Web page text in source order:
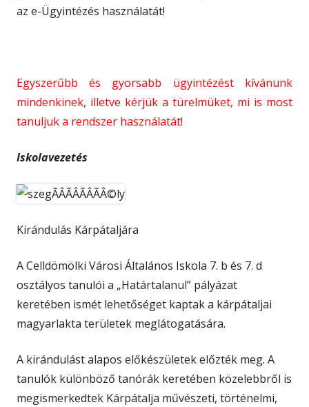
az e-Ügyintézés használatát!
Egyszerűbb és gyorsabb ügyintézést kívánunk
mindenkinek, illetve kérjük a türelmüket, mi is most
tanuljuk a rendszer használatát!
Iskolavezetés
Kirándulás Kárpátaljára
A Celldömölki Városi Általános Iskola 7. b és 7. d
osztályos tanulói a „Határtalanul” pályázat
keretében ismét lehetőséget kaptak a kárpátaljai
magyarlakta területek meglátogatására.
A kirándulást alapos előkészületek előzték meg. A
tanulók különböző tanórák keretében közelebbről is
megismerkedtek Kárpátalja művészeti, történelmi,